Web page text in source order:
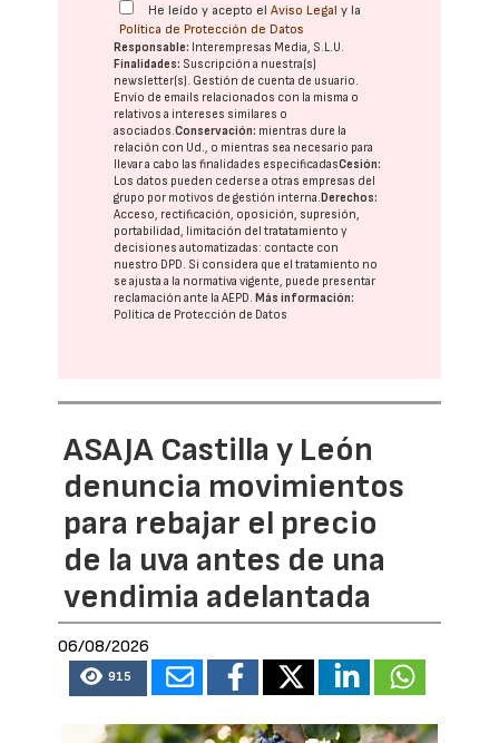
He leído y acepto elAviso Legal y la
Política de Protección de Datos
Responsable: Interempresas Media, S.L.U.
Finalidades: Suscripción a nuestra(s)
newsletter(s). Gestión de cuenta de usuario.
Envío de emails relacionados con la misma o
relativos a intereses similares o
asociados.Conservación: mientras dure la
relación con Ud., o mientras sea necesario para
llevar a cabo las finalidades especificadasCesión:
Los datos pueden cederse a otras empresas del
grupo por motivos de gestión interna.Derechos:
Acceso, rectificación, oposición, supresión,
portabilidad, limitación del tratatamiento y
decisiones automatizadas: contacte con
nuestro DPD. Si considera que el tratamiento no
se ajusta a la normativa vigente, puede presentar
reclamación ante laAEPD.Más información:
Política de Protección de Datos
ASAJA Castilla y León
denuncia movimientos
para rebajar el precio
de la uva antes de una
vendimia adelantada
06/08/2026
915